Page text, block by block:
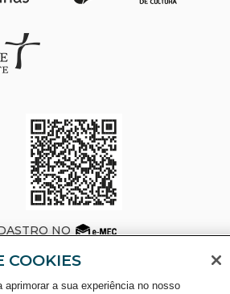
NO
COOKIES
aprimorar a sua experiência no nosso